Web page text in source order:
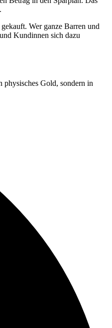
Wer ganze Barren und
Kundinnen sich dazu
Gold, sondern in